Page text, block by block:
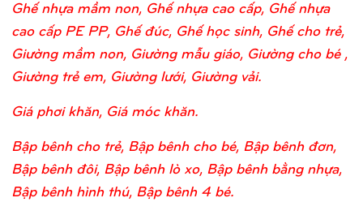
Ghế nhựa mầm non, Ghế nhựa cao cấp, Ghế nhựa
cao cấp PE PP, Ghế đúc, Ghế học sinh, Ghế cho trẻ,
Giường mầm non, Giường mẫu giáo, Giường cho bé ,
Giường trẻ em, Giường lưới, Giường vải.
Giá phơi khăn, Giá móc khăn.
Bập bênh cho trẻ, Bập bênh cho bé, Bập bênh đơn,
Bập bênh đôi, Bập bênh lò xo, Bập bênh bằng nhựa,
Bập bênh hình thú, Bập bênh 4 bé.